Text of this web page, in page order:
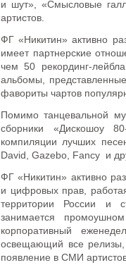
и шут», «Смысловые
артистов.
ФГ «Никитин» активно
имеет партнерские
чем 50 рекординг-
альбомы,
фавориты чартов
Помимо танцевальной
сборники «Дискошоу
компиляции лучших
David, Gazebo, Fancy и
ФГ «Никитин» активно
и цифровых прав,
территории России и
занимается
корпоративный
освещающий все релизы,
появление в СМИ